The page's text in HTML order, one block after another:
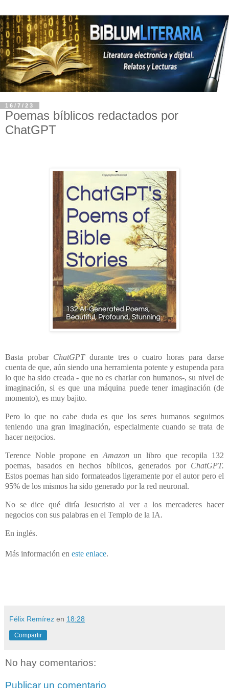
16/7/23
Poemas bíblicos redactados por
ChatGPT
Basta probar ChatGPTdurante tres o cuatro horas para darse
cuenta de que, aún siendo una herramienta potente y estupenda para
lo que ha sido creada - que no es charlar con humanos-, su nivel de
imaginación, si es que una máquina puede tener imaginación (de
momento), es muy bajito.
Pero lo que no cabe duda es que los seres humanos seguimos
teniendo una gran imaginación, especialmente cuando se trata de
hacer negocios.
Terence Noble propone en Amazonun libro que recopila 132
poemas, basados en hechos bíblicos, generados por ChatGPT.
Estos poemas han sido formateados ligeramente por el autor pero el
95% de los mismos ha sido generado por la red neuronal.
No se dice qué diría Jesucristo al ver a los mercaderes hacer
negocios con sus palabras en el Templo de la IA.
En inglés.
Más información en este enlace.
Félix Remírez en 18:28
Compartir
No hay comentarios:
Publicar un comentario